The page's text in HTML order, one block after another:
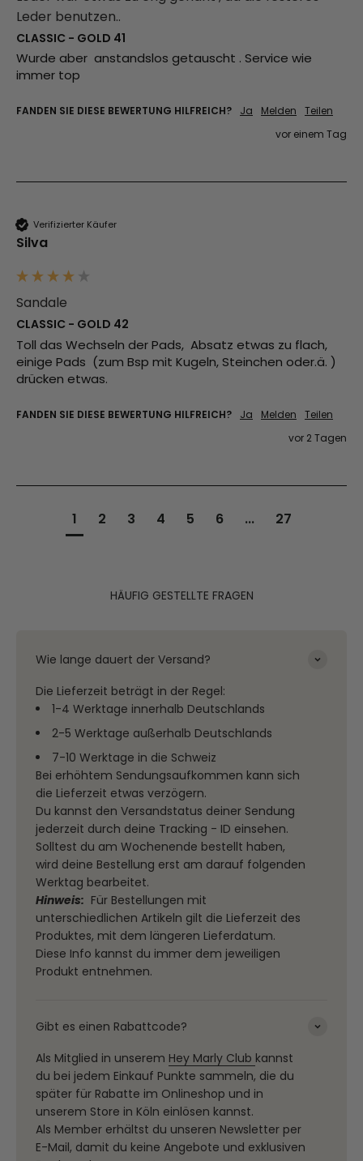
Leder benutzen..
CLASSIC - GOLD 41
Wurde aber  anstandslos getauscht . Service wie
immer top
FANDEN SIE DIESE BEWERTUNG HILFREICH? Ja Melden
Teilen
vor einem Tag
Verifizierter Käufer
Silva
Sandale
CLASSIC - GOLD 42
Toll das Wechseln der Pads,  Absatz etwas zu flach,
einige Pads  (zum Bsp mit Kugeln, Steinchen oder.ä. )
drücken etwas.
FANDEN SIE DIESE BEWERTUNG HILFREICH? Ja Melden
Teilen
vor 2 Tagen
1 2 3 4 5 6 ... 27
HÄUFIG GESTELLTE FRAGEN
Wie lange dauert der Versand?
Die Lieferzeit beträgt in der Regel:
1-4 Werktage innerhalb Deutschlands
2-5 Werktage außerhalb Deutschlands
7-10 Werktage in die Schweiz
Bei erhöhtem Sendungsaufkommen kann sich
die Lieferzeit etwas verzögern.
Du kannst den Versandstatus deiner Sendung
jederzeit durch deine Tracking - ID einsehen.
Solltest du am Wochenende bestellt haben,
wird deine Bestellung erst am darauf folgenden
Werktag bearbeitet.
Hinweis: Für Bestellungen mit
unterschiedlichen Artikeln gilt die Lieferzeit des
Produktes, mit dem längeren Lieferdatum.
Diese Info kannst du immer dem jeweiligen
Produkt entnehmen.
Gibt es einen Rabattcode?
Als Mitglied in unserem Hey Marly Club kannst
du bei jedem Einkauf Punkte sammeln, die du
später für Rabatte im Onlineshop und in
unserem Store in Köln einlösen kannst.
Als Member erhältst du unseren Newsletter per
E-Mail, damit du keine Angebote und exklusiven